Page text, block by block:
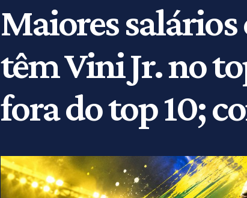
Maiores salários
têm Vini Jr. no
fora do top 10;